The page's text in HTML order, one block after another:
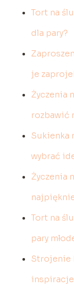
Tort na
dla pary?
je
Życzenia
rozbawić
Sukienka
wybrać
Życzenia
Tort na
pary
Strojenie
inspiracje